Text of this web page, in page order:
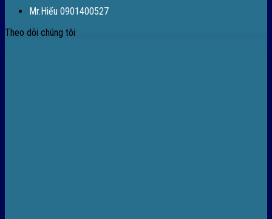
Mr.Hiếu 0901400527
Theo dõi chúng tôi